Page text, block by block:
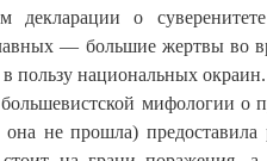
декларации о
— большие жертвы во
пользу национальных окраин.
мифологии о
не прошла) предоставила